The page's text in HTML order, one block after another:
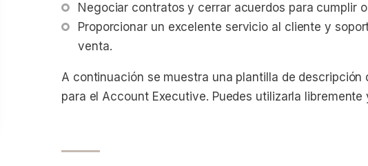
Negociar contratos y cerrar acuerdos para cumplir
Proporcionar un excelente servicio al cliente y
venta.
A continuación se muestra una plantilla de
para el Account Executive. Puedes utilizarla